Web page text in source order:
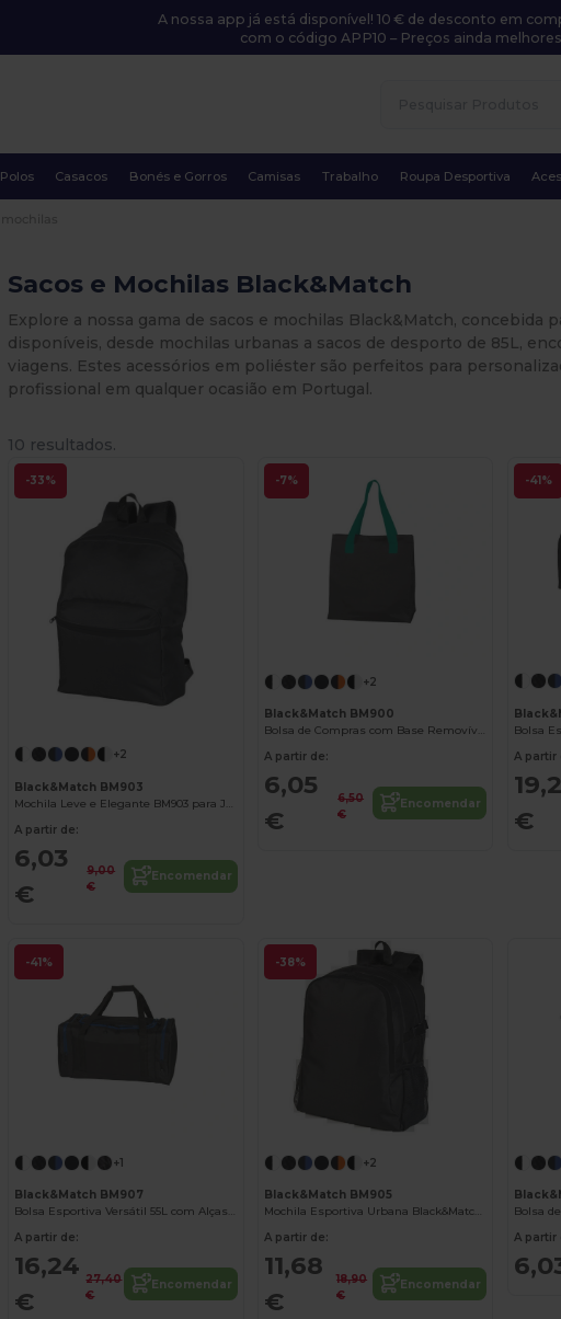
A nossa app já está disponível! 10 € de desconto em
com o código APP10 – Preços ainda
Polos Casacos Bonés e Gorros Camisas Trabalho Roupa Desportiva
Sacos e Mochilas Black&Match
Explore a nossa gama de sacos e mochilas Black&Match, concebida
disponíveis, desde mochilas urbanas a sacos de desporto de 85L,
viagens. Estes acessórios em poliéster são perfeitos para
profissional em qualquer ocasião em Portugal.
10 resultados.
-33%
+2
Black&Match BM903
A partir de:
6,03
€
9,00
€
Encomendar
-7%
+2
Black&Match BM900
Bolsa de Compras com Base Removível e Fecho Magnético
A partir de:
6,05
€
6,50
€
Encomendar
-41%
A partir
€
-41%
+1
Black&Match BM907
Bolsa Esportiva Versátil 55L com Alças Reforçadas
A partir de:
16,24
€
27,40
€
Encomendar
-38%
+2
Black&Match BM905
Mochila Esportiva Urbana Black&Match BM905
A partir de:
11,68
€
18,90
€
Encomendar
Bolsa
A partir